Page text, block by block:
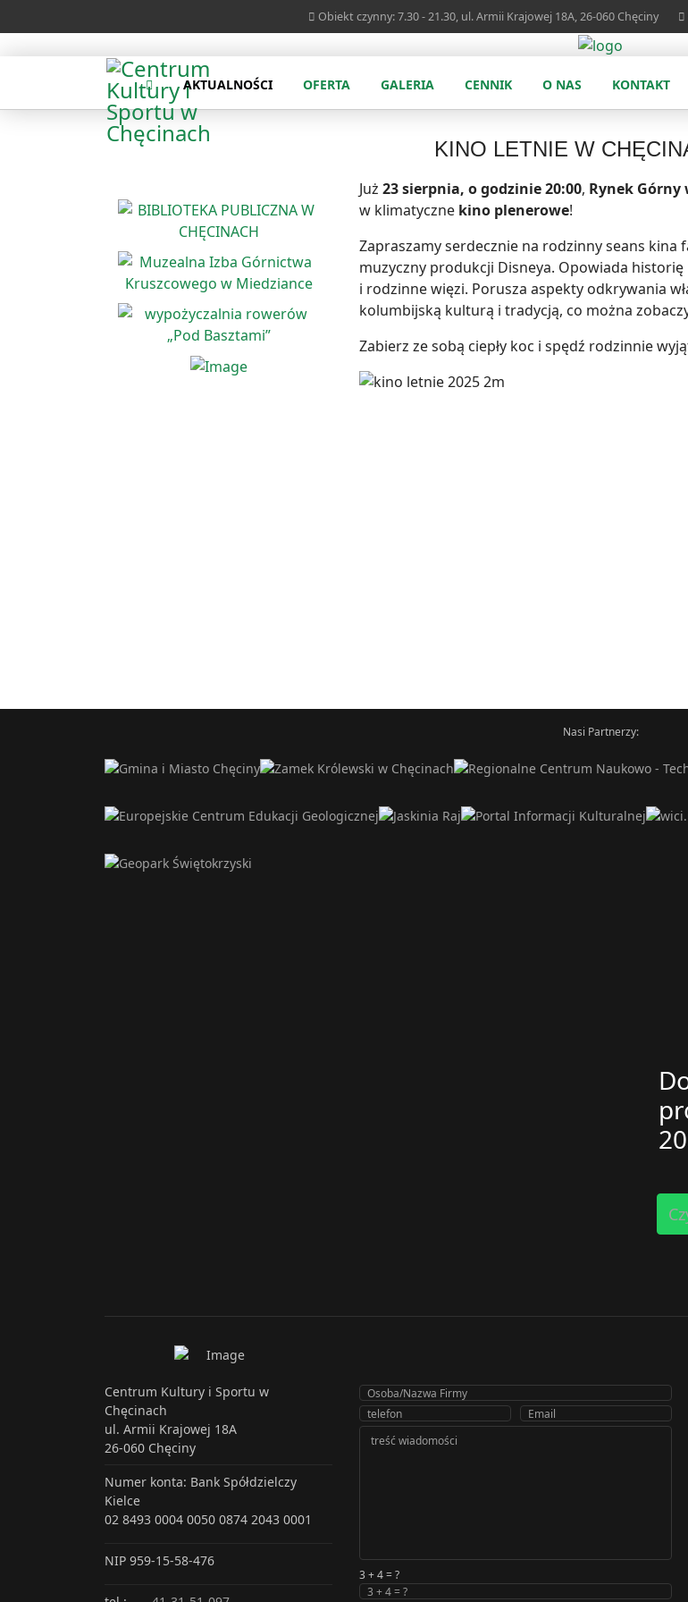
Obiekt czynny: 7.30 - 21.30, ul. Armii Krajowej 18A, 26-060 Chęciny
AKTUALNOŚCI OFERTA GALERIA CENNIK O NAS KONTAKT
KINO LETNIE W
Już 23 sierpnia, o godzinie 20:00, Rynek Górny
w klimatyczne kino plenerowe!
Zapraszamy serdecznie na rodzinny seans kina
muzyczny produkcji Disneya. Opowiada
i rodzinne więzi. Porusza aspekty odkrywania
kolumbijską kulturą i tradycją, co można
Zabierz ze sobą ciepły koc i spędź rodzinnie
Nasi Partnerzy:
Centrum Kultury i Sportu w
Chęcinach
ul. Armii Krajowej 18A
26-060 Chęciny
Numer konta: Bank Spółdzielczy
Kielce
02 8493 0004 0050 0874 2043 0001
NIP 959-15-58-476
3 + 4 = ?